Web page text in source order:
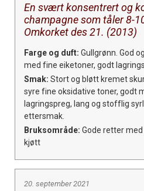
En svært konsentrert og
champagne som tåler 8-
Omkorket des 21. (2013)
Farge og duft: Gullgrønn. God
med fine eiketoner, godt
Smak: Stort og bløtt kremet
syre fine oksidative toner, godt
lagringspreg, lang og stofflig
ettersmak.
Bruksområde: Gode retter
kjøtt
20. september 2021